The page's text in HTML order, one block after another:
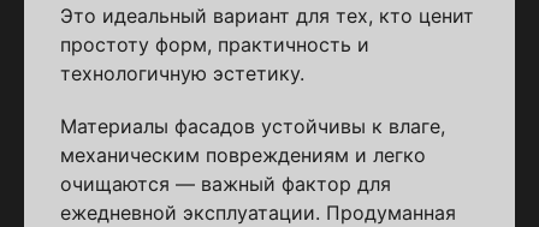
Это идеальный вариант для тех, кто ценит
простоту форм, практичность и
технологичную эстетику.
Материалы фасадов устойчивы к влаге,
механическим повреждениям и легко
очищаются — важный фактор для
ежедневной эксплуатации. Продуманная